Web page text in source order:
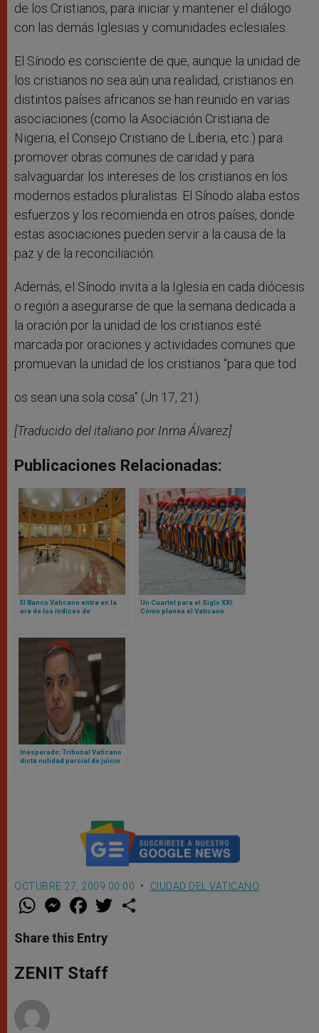
de los Cristianos, para iniciar y mantener el diálogo
con las demás Iglesias y comunidades eclesiales.
El Sínodo es consciente de que, aunque la unidad de
los cristianos no sea aún una realidad, cristianos en
distintos países africanos se han reunido en varias
asociaciones (como la Asociación Cristiana de
Nigeria, el Consejo Cristiano de Liberia, etc.) para
promover obras comunes de caridad y para
salvaguardar los intereses de los cristianos en los
modernos estados pluralistas. El Sínodo alaba estos
esfuerzos y los recomienda en otros países, donde
estas asociaciones pueden servir a la causa de la
paz y de la reconciliación.
Además, el Sínodo invita a la Iglesia en cada diócesis
o región a asegurarse de que la semana dedicada a
la oración por la unidad de los cristianos esté
marcada por oraciones y actividades comunes que
promuevan la unidad de los cristianos “para que tod
os sean una sola cosa” (Jn 17, 21).
[Traducido del italiano por Inma Álvarez]
Publicaciones Relacionadas:
El Banco Vaticano entra en la
era de los índices de
Un Cuartel para el Siglo XXI:
Cómo planea el Vaticano
Inesperado: Tribunal Vaticano
dicta nulidad parcial de juicio
OCTUBRE 27, 2009 00:00 CIUDAD DEL VATICANO
W
t
s
p
p
M
e
s
e
g
e
F
a
e
b
o
k
w
Share this Entry
ZENIT Staff